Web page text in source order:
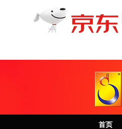
首页